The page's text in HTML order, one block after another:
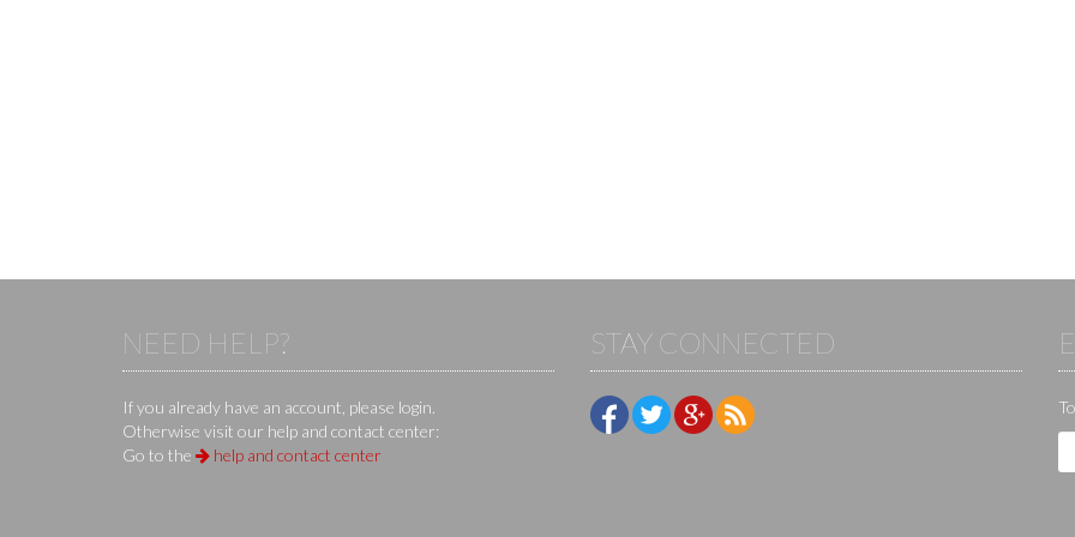
NEED HELP?
If you already have an account, please login.
Otherwise visit our help and contact center:
Go to the
help and contact center
STAY CONNECTED